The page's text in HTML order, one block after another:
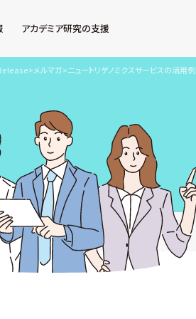
アカデミア研究の支援
>メルマガ>ニュートリゲノミクスサービスの活用例